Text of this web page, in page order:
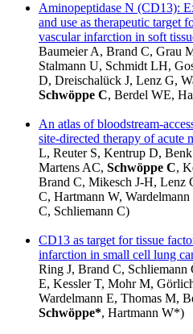
Aminopeptidase N (CD13):
and use as therapeutic target
vascular infarction in soft
Baumeier A, Brand C, Grau
Stalmann U, Schmidt LH,
D, Dreischalück J, Lenz G,
Schwöppe C, Berdel WE,
An atlas of bloodstream-
site-directed therapy of acute
L, Reuter S, Kentrup D,
Martens AC, Schwöppe C,
Brand C, Mikesch J-H, Lenz
C, Hartmann W,
C, Schliemann C)
CD13 as target for tissue
infarction in small cell lung
Ring J, Brand C,
E, Kessler T, Mohr M,
Wardelmann E, Thomas M,
Schwöppe*, Hartmann W*)